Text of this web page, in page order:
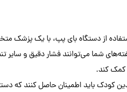
از دستگاه بای پپ، با یک پزشک
شما می‌توانند فشار دقیق و سایر
کمک کند.
کودک باید اطمینان حاصل کنند که